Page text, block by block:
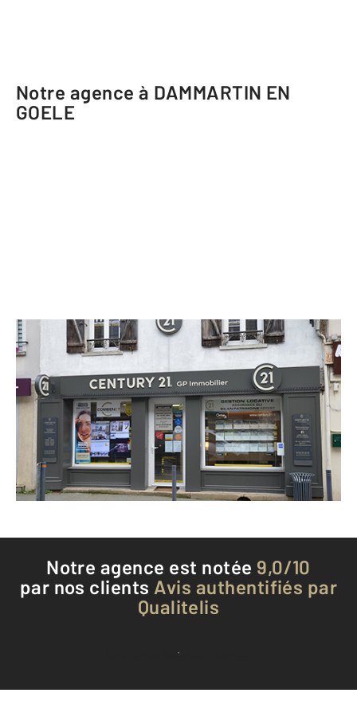
Notre agence à DAMMARTIN EN
GOELE
CENTURY 21 GP Immobilier
133 rue du Général de Gaulle
DAMMARTIN EN GOELE - 77230
Envoyer un message
Téléphoner à l'agence
Notre agence est notée 9,0/10
par nos clients Avis authentifiés par
Qualitelis
Voir tous les avis clients